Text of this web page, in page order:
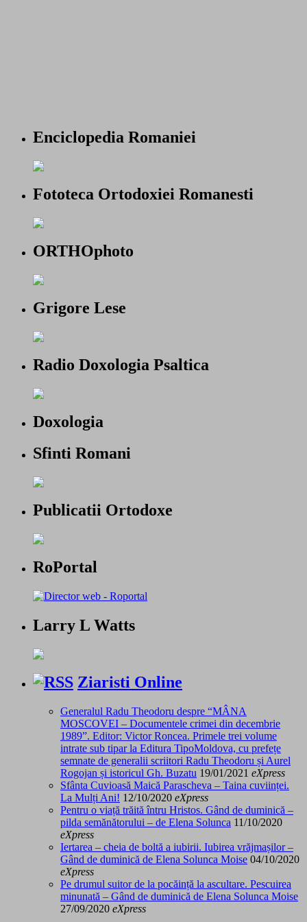
Enciclopedia Romaniei
Fototeca Ortodoxiei Romanesti
ORTHOphoto
Grigore Lese
Radio Doxologia Psaltica
Doxologia
Sfinti Romani
Publicatii Ortodoxe
RoPortal
Larry L Watts
Ziaristi Online
Generalul Radu Theodoru despre “MÂNA
MOSCOVEI – Documentele crimei din decembrie
1989”. Editor: Victor Roncea. Primele trei volume
intrate sub tipar la Editura TipoMoldova, cu prefețe
semnate de generalii scriitori Radu Theodoru și Aurel
Rogojan și istoricul Gh. Buzatu 19/01/2021 eXpress
Sfânta Cuvioasă Maică Parascheva – Taina cuviinței.
La Mulți Ani! 12/10/2020 eXpress
Pentru o viață trăită întru Hristos. Gând de duminică –
pilda semănătorului – de Elena Solunca 11/10/2020
eXpress
Iertarea – cheia de boltă a iubirii. Iubirea vrăjmașilor –
Gând de duminică de Elena Solunca Moise 04/10/2020
eXpress
Pe drumul suitor de la pocăință la ascultare. Pescuirea
minunată – Gând de duminică de Elena Solunca Moise
27/09/2020 eXpress